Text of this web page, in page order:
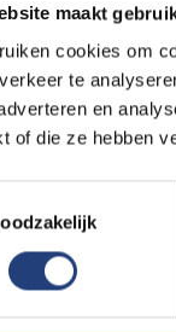
maakt
cookies om
te
en
of die ze hebben
De
Bv.